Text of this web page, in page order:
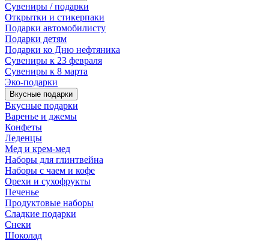
Сувениры / подарки
Открытки и стикерпаки
Подарки автомобилисту
Подарки детям
Подарки ко Дню нефтяника
Сувениры к 23 февраля
Сувениры к 8 марта
Эко-подарки
Вкусные подарки
Вкусные подарки
Варенье и джемы
Конфеты
Леденцы
Мед и крем-мед
Наборы для глинтвейна
Наборы с чаем и кофе
Орехи и сухофрукты
Печенье
Продуктовые наборы
Сладкие подарки
Снеки
Шоколад